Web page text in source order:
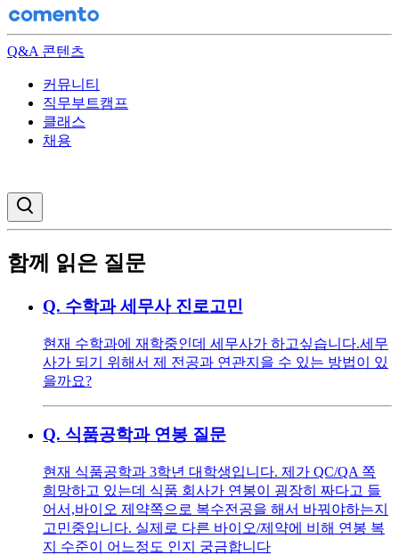
Q&A 콘텐츠
커뮤니티
직무부트캠프
클래스
채용
함께 읽은 질문
Q. 수학과 세무사 진로고민
현재 수학과에 재학중인데 세무사가 하고싶습니다.세무
사가 되기 위해서 제 전공과 연관지을 수 있는 방법이 있
을까요?
Q. 식품공학과 연봉 질문
현재 식품공학과 3학년 대학생입니다. 제가 QC/QA 쪽
희망하고 있는데 식품 회사가 연봉이 굉장히 짜다고 들
어서,바이오 제약쪽으로 복수전공을 해서 바꿔야하는지
고민중입니다. 실제로 다른 바이오/제약에 비해 연봉 복
지 수준이 어느정도 인지 궁금합니다